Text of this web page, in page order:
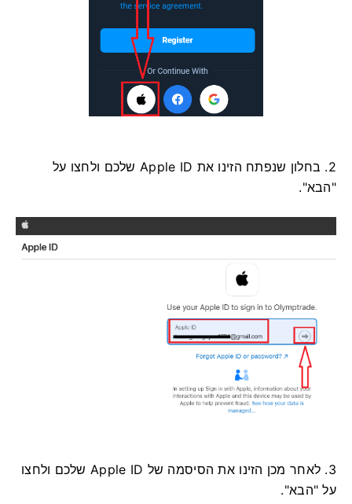
2. בחלון שנפתח הזינו את Apple ID שלכם ולחצו על
"הבא".
3. לאחר מכן הזינו את הסיסמה של Apple ID שלכם ולחצו
על "הבא".